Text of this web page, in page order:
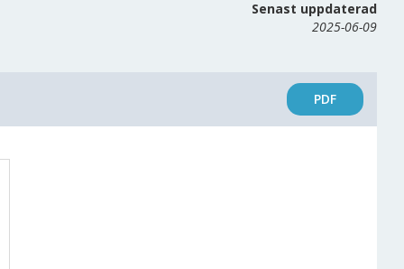
Senast uppdaterad
2025-06-09
PDF